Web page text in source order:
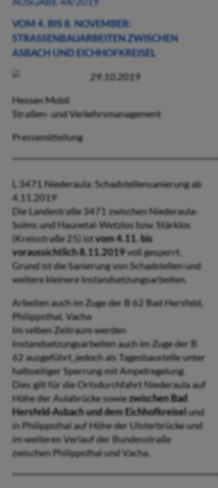
VOM 4. BIS 8. NOVEMBER:
STRASSENBAUARBEITEN ZWISCHEN A
SBACH UND EICHHOFKREISEL
29.10.2019
Hessen Mobil
Straßen- und Verkehrsmanagement
Pressemitteilung
L 3471 Niederaula: Schadstellensanierung ab
4.11.2019
Die Landestraße 3471 zwischen Niederaula-
Solms und Haunetal-Wetzlos bzw. Stärklos
(Kreisstraße 25) istvom 4.11. bis
voraussichtlich 8.11.2019voll gesperrt.
Grund ist die Sanierung von Schadstellen und
weitere kleinere Instandsetzungsarbeiten.
Arbeiten auch im Zuge der B 62 Bad Hersfeld,
Philippsthal, Vacha
Im selben Zeitraum werden
Instandsetzungsarbeiten auch im Zuge der B
62 ausgeführt, jedoch als Tagesbaustelle unter
halbseitiger Sperrung mit Ampelregelung.
Dies gilt für die Ortsdurchfahrt Niederaula auf
Höhe der Aulabrücke sowiezwischen Bad
Hersfeld-Asbach und dem Eichhofkreiselund
in Philippsthal auf Höhe der Ulsterbrücke und
im weiteren Verlauf der Bundesstraße
zwischen Philippsthal und Vacha.